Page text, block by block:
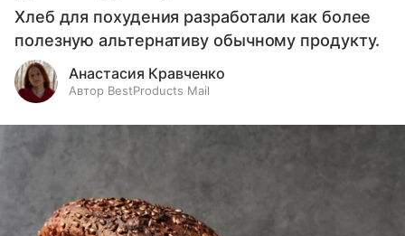
Хлеб для похудения разработали как более
полезную альтернативу обычному продукту.
Анастасия Кравченко
Автор BestProducts Mail